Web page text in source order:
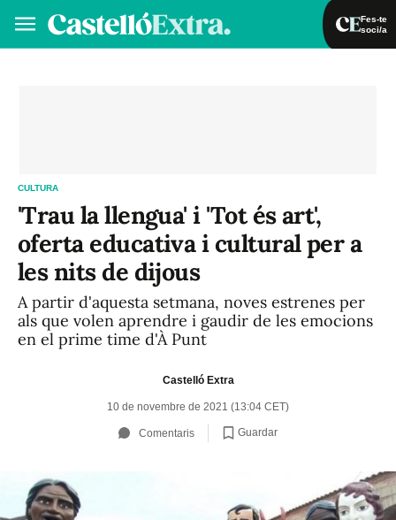
Fes-te
soci/a
CULTURA
'Trau la llengua' i 'Tot és art',
oferta educativa i cultural per a
les nits de dijous
A partir d'aquesta setmana, noves estrenes per
als que volen aprendre i gaudir de les emocions
en el prime time d'À Punt
Castelló Extra
10 de novembre de 2021 (13:04 CET)
Comentaris Guardar